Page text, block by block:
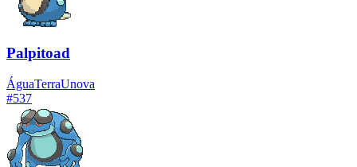
Palpitoad
ÁguaTerraUnova
#537